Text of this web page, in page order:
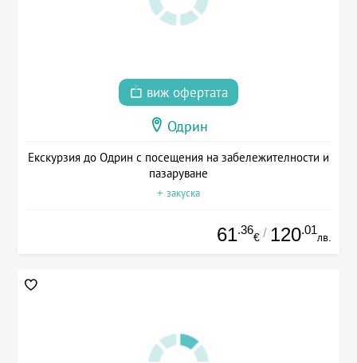
виж офертата
Одрин
Екскурзия до Одрин с посещения на забележителности и
пазаруване
+ закуска
61.36
€ / 120.01
лв.